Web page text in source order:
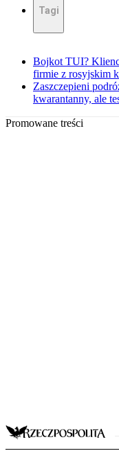
Tagi
Bojkot TUI?
firmie z rosyjskim
Zaszczepieni
kwarantanny, ale
Promowane treści